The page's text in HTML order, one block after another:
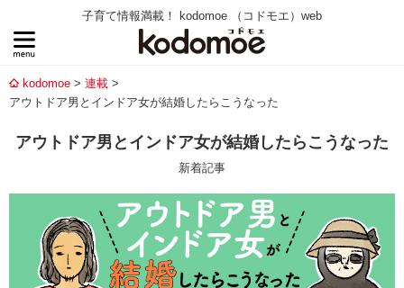
子育て情報満載！ kodomoe （コドモエ）web
kodomoe
連載
アウトドア男とインドア女が結婚したらこうなった
アウトドア男とインドア女が結婚したらこうなった
新着記事